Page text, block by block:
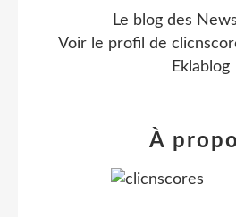
Le blog des
Voir le profil de
Eklablog
À